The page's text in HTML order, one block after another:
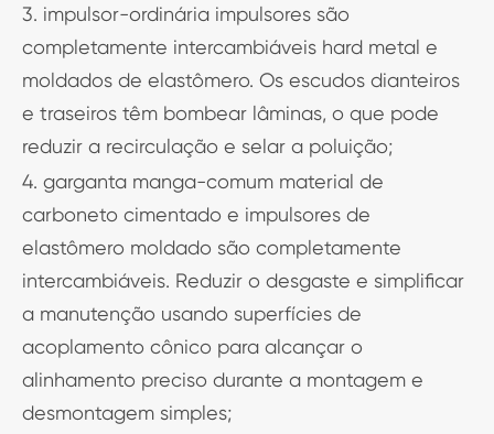
3. impulsor-ordinária impulsores são
completamente intercambiáveis hard metal e
moldados de elastômero. Os escudos dianteiros
e traseiros têm bombear lâminas, o que pode
reduzir a recirculação e selar a poluição;
4. garganta manga-comum material de
carboneto cimentado e impulsores de
elastômero moldado são completamente
intercambiáveis. Reduzir o desgaste e simplificar
a manutenção usando superfícies de
acoplamento cônico para alcançar o
alinhamento preciso durante a montagem e
desmontagem simples;